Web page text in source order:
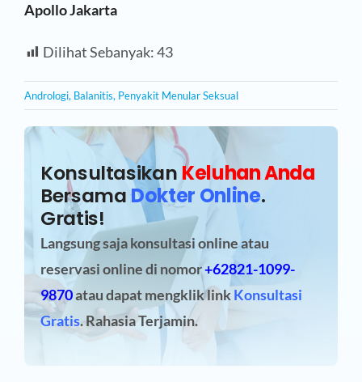
Apollo Jakarta
Dilihat Sebanyak:43
Andrologi, Balanitis, Penyakit Menular Seksual
Konsultasikan Keluhan Anda
BersamaDokter Online.
Gratis!
Langsung saja konsultasi online atau
reservasi onlinedi nomor+62821-1099-
9870atau dapat mengklik linkKonsultasi
Gratis. Rahasia Terjamin.